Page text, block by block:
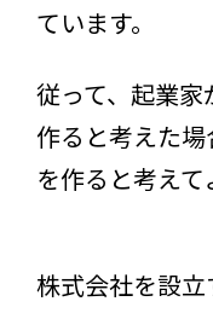
ています。
従って、起業
作ると考えた
を作ると考えて
株式会社を設